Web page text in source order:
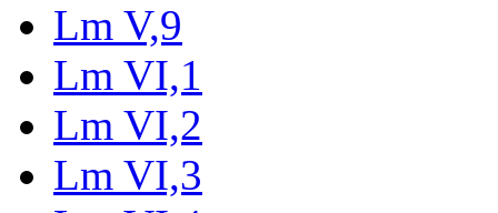
Lm V,9
Lm VI,1
Lm VI,2
Lm VI,3